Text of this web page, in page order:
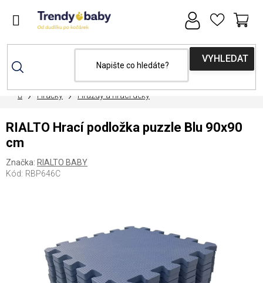
DomůHračky Hrazdy a hrací deky
RIALTO Hrací podložka puzzle Blu 90x90
cm
Značka: RIALTO BABY
Kód: RBP646C